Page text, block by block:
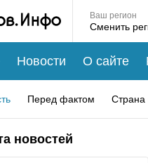
Ваш регион
Новости О сайте
Перед фактом
новостей